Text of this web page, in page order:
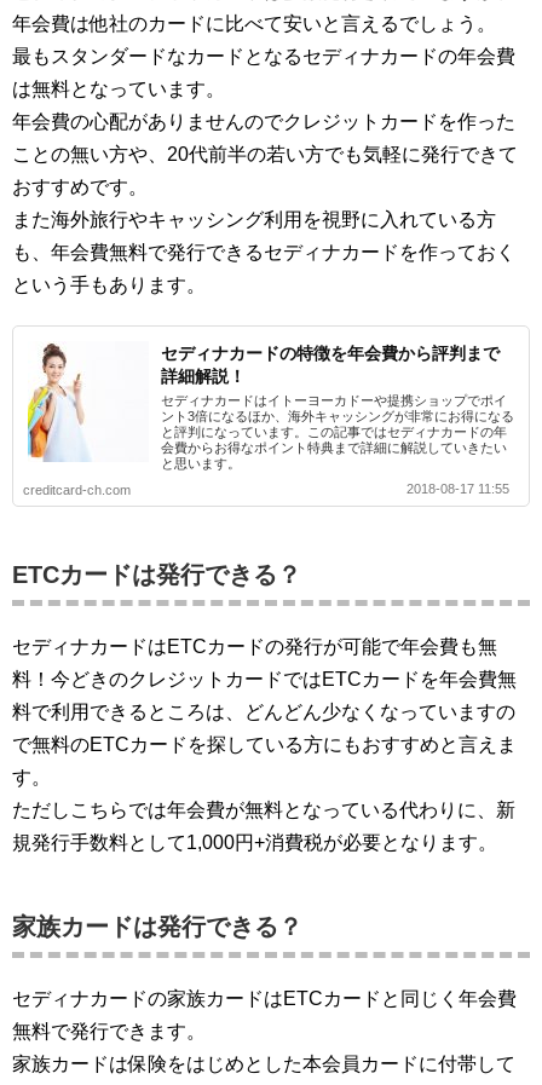
年会費は他社のカードに比べて安いと言えるでしょう。
最もスタンダードなカードとなるセディナカードの年会費
は無料となっています。
年会費の心配がありませんのでクレジットカードを作った
ことの無い方や、20代前半の若い方でも気軽に発行できて
おすすめです。
また海外旅行やキャッシング利用を視野に入れている方
も、年会費無料で発行できるセディナカードを作っておく
という手もあります。
セディナカードの特徴を年会費から評判まで
詳細解説！
セディナカードはイトーヨーカドーや提携ショップでポイ
ント3倍になるほか、海外キャッシングが非常にお得になる
と評判になっています。この記事ではセディナカードの年
会費からお得なポイント特典まで詳細に解説していきたい
と思います。
creditcard-ch.com
2018-08-17 11:55
ETCカードは発行できる？
セディナカードはETCカードの発行が可能で年会費も無
料！今どきのクレジットカードではETCカードを年会費無
料で利用できるところは、どんどん少なくなっていますの
で無料のETCカードを探している方にもおすすめと言えま
す。
ただしこちらでは年会費が無料となっている代わりに、新
規発行手数料として1,000円+消費税が必要となります。
家族カードは発行できる？
セディナカードの家族カードはETCカードと同じく年会費
無料で発行できます。
家族カードは保険をはじめとした本会員カードに付帯して